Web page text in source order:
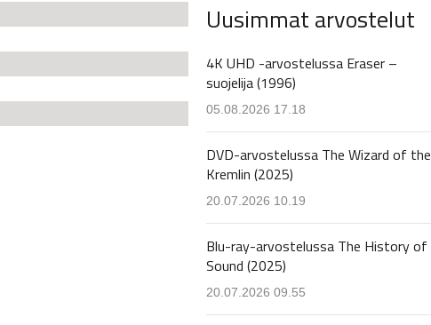
Uusimmat arvostelut
4K UHD -arvostelussa Eraser –
suojelija (1996)
05.08.2026 17.18
DVD-arvostelussa The Wizard of the
Kremlin (2025)
20.07.2026 10.19
Blu-ray-arvostelussa The History of
Sound (2025)
20.07.2026 09.55